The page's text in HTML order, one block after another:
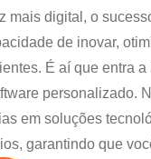
mais digital, o
de inovar,
É aí que entra
personalizado.
em soluções
garantindo que